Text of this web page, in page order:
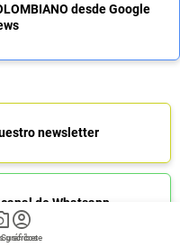
gráficos
account_circle
Suscríbete
desde Google
newsletter
de Whatsapp